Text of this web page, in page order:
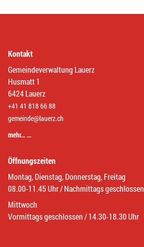
Kontakt
Gemeindeverwaltung Lauerz
Husmatt 1
6424 Lauerz
+41 41 818 66 88
gemeinde@lauerz.ch
mehr… …
Öffnungszeiten
Montag, Dienstag, Donnerstag, Freitag
08.00-11.45 Uhr / Nachmittags geschlossen
Mittwoch
Vormittags geschlossen / 14.30-18.30 Uhr